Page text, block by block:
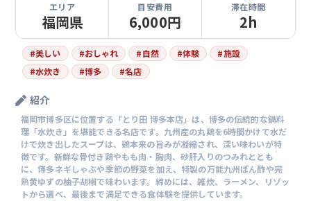
エリア
福岡県
目安費用
6,000円
滞在時間
2h
#美しい #おしゃれ #自然 #体験 #施設
#水炊き #博多 #名店
紹介
福岡市博多区に位置する「とり田 博多本店」は、博多の伝統的な鍋料
理「水炊き」を堪能できる名店です。九州産の丸鶏を6時間かけて水だ
けで炊き出したスープは、鶏本来の旨みが凝縮され、深い味わいが特
徴です。新鮮な骨付き鶏やもも肉・胸肉、砂肝入りのつみれととも
に、博多ネギしゃぶや季節の野菜を加え、特製の万能九州ぽん酢や完
熟黄ゆずの柚子胡椒で味わいます。締めには、雑炊、ラーメン、リゾッ
トから選べ、最後まで満足できる食体験を提供しています。